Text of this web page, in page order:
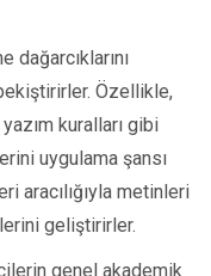
Özellikle,
kuralları gibi
uygulama şansı
aracılığıyla metinleri
geliştirirler.
genel akademik